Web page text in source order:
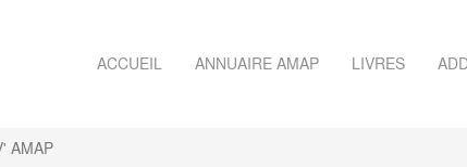
ACCUEIL ANNUAIRE AMAP LIVRES
AMAP